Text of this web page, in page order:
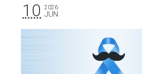
10 2026
JUN